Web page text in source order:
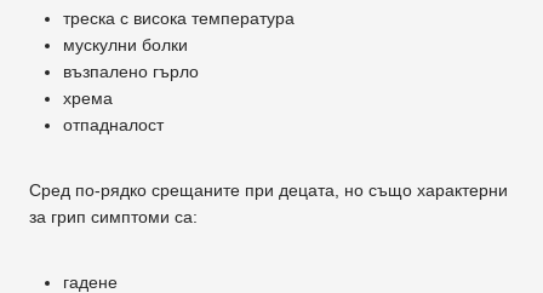
треска с висока температура
мускулни болки
възпалено гърло
хрема
отпадналост
Сред по-рядко срещаните при децата, но също характерни
за грип симптоми са:
гадене